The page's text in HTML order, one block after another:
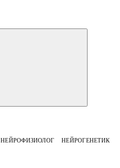
НЕЙРОФИЗИОЛОГ НЕЙРОГЕНЕТИК